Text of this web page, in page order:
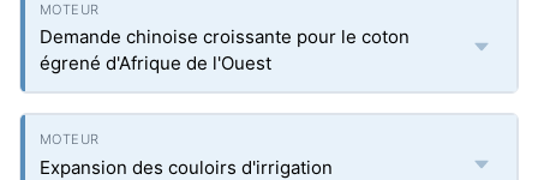
Demande chinoise croissante pour le coton
égrené d'Afrique de l'Ouest
Expansion des couloirs d'irrigation